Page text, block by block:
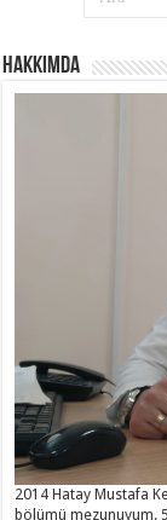
Hakkımda
2014 Hatay Mustafa
bölümü mezunuyum.